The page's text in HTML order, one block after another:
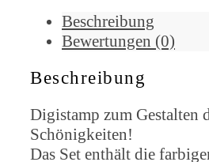
MengeBeschreibung
Bewertungen (0)
Beschreibung
Digistamp zum Gestalten
Schönigkeiten!
Das Set enthält die